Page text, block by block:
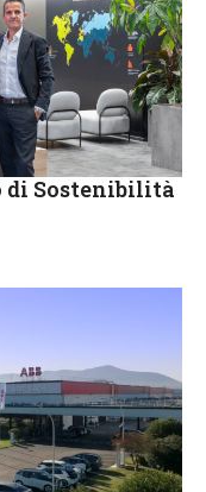
di Sostenibilità